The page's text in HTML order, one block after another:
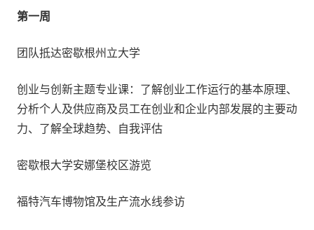
第一周
团队抵达密歇根州立大学
创业与创新主题专业课：了解创业工作运行的基本原理、
分析个人及供应商及员工在创业和企业内部发展的主要动
力、了解全球趋势、自我评估
密歇根大学安娜堡校区游览
福特汽车博物馆及生产流水线参访